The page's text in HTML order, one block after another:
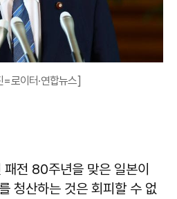
로이터·연합뉴스]
전 80주년을 맞은 일본이
청산하는 것은 회피할 수 없